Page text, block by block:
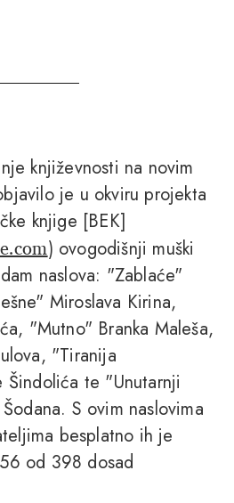
književnosti na novim
je u okviru projekta
knjige [BEK]
) ovogodišnji muški
naslova: "Zablaće"
Miroslava Kirina,
"Mutno" Branka Maleša,
"Tiranija
Šindolića te "Unutarnji
S ovim naslovima
besplatno ih je
od 398 dosad